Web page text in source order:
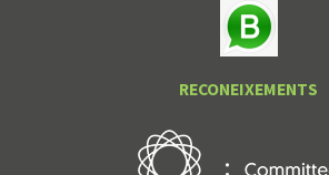
RECONEIXEMENTS